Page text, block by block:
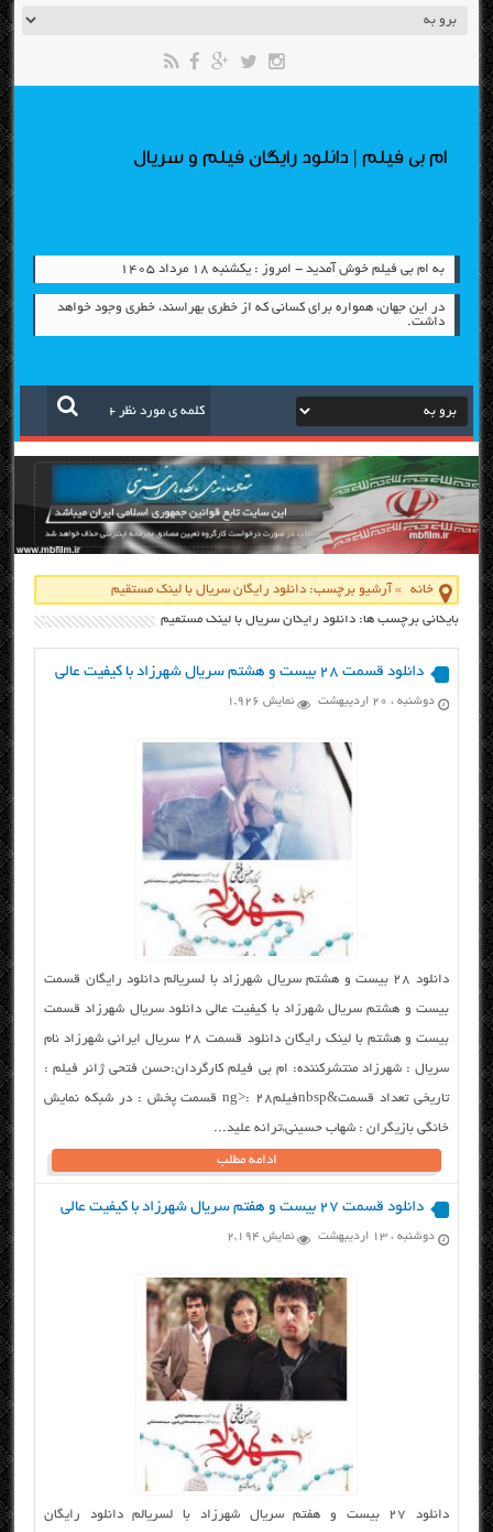
ام بی فیلم | دانلود رایگان فیلم و سریال
به ام بی فیلم خوش آمدید - امروز : یکشنبه ۱۸ مرداد ۱۴۰۵
در این جهان، همواره برای كسانی كه از خطری بهراسند، خطری وجود خواهد
داشت.
خانه » آرشیو برچسب: دانلود رایگان سریال با لینک مستقیم
بایگانی برچسب ها: دانلود رایگان سریال با لینک مستقیم
دانلود قسمت ۲۸ بیست و هشتم سریال شهرزاد با کیفیت عالی
دوشنبه ، ۲۰ اردیبهشت نمایش 1,926
دانلود ۲۸ بیست و هشتم سریال شهرزاد با لسریالم دانلود رایگان قسمت
بیست و هشتم سریال شهرزاد با کیفیت عالی دانلود سریال شهرزاد قسمت
بیست و هشتم با لینک رایگان دانلود قسمت ۲۸ سریال ایرانی شهرزاد نام
سریال : شهرزاد منتشرکننده: ام بی فیلم کارگردان:حسن فتحی ژانر فیلم :
تاریخی تعداد قسمت&nbspفیلمng>: 28 قسمت پخش : در شبکه نمایش
خانگی بازیگران : شهاب حسینی،ترانه علید...
ادامه مطلب
دانلود قسمت ۲۷ بیست و هفتم سریال شهرزاد با کیفیت عالی
دوشنبه ، ۱۳ اردیبهشت نمایش 2,194
دانلود ۲۷ بیست و هفتم سریال شهرزاد با لسریالم دانلود رایگان